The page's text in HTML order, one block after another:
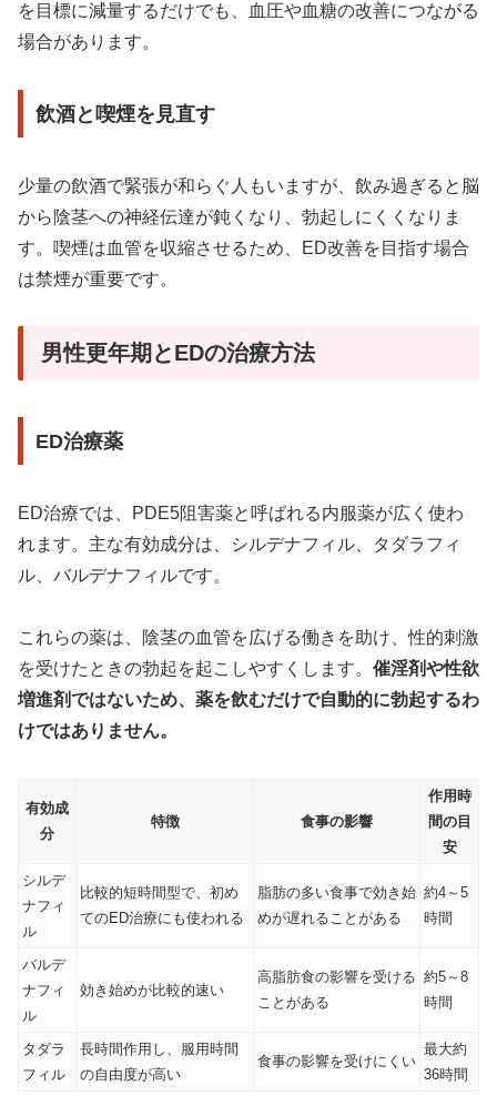
を目標に減量するだけでも、血圧や血糖の改善につながる
場合があります。
飲酒と喫煙を見直す
少量の飲酒で緊張が和らぐ人もいますが、飲み過ぎると脳
から陰茎への神経伝達が鈍くなり、勃起しにくくなりま
す。喫煙は血管を収縮させるため、ED改善を目指す場合
は禁煙が重要です。
男性更年期とEDの治療方法
ED治療薬
ED治療では、PDE5阻害薬と呼ばれる内服薬が広く使わ
れます。主な有効成分は、シルデナフィル、タダラフィ
ル、バルデナフィルです。
これらの薬は、陰茎の血管を広げる働きを助け、性的刺激
を受けたときの勃起を起こしやすくします。 催淫剤や性欲
増進剤ではないため、薬を飲むだけで自動的に勃起するわ
けではありません。
有効成
分
特徴 食事の影響
作用時
間の目
安
シルデ
ナフィ
ル
比較的短時間型で、初め
てのED治療にも使われる
脂肪の多い食事で効き始
めが遅れることがある
約4～5
時間
バルデ
ナフィ
ル
効き始めが比較的速い
高脂肪食の影響を受ける
ことがある
約5～8
時間
タダラ
フィル
長時間作用し、服用時間
の自由度が高い
食事の影響を受けにくい
最大約
36時間